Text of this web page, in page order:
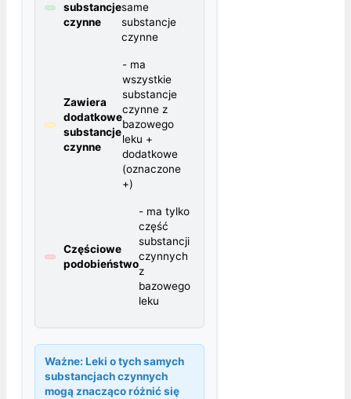
substancje
czynne
same
substancje
czynne
Zawiera
dodatkowe
substancje
czynne
- ma
wszystkie
substancje
czynne z
bazowego
leku +
dodatkowe
(oznaczone
+)
Częściowe
podobieństwo
- ma tylko
część
substancji
czynnych
z
bazowego
leku
Ważne: Leki o tych samych
substancjach czynnych
mogą znacząco różnić się